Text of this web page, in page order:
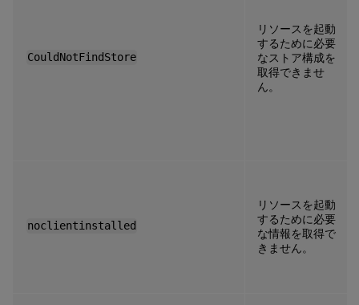
CouldNotFindStore
リソースを起動
するために必要
なストア構成を
取得できませ
ん。
noclientinstalled
リソースを起動
するために必要
な情報を取得で
きません。